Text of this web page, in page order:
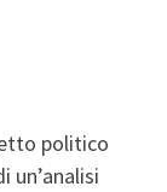
politico